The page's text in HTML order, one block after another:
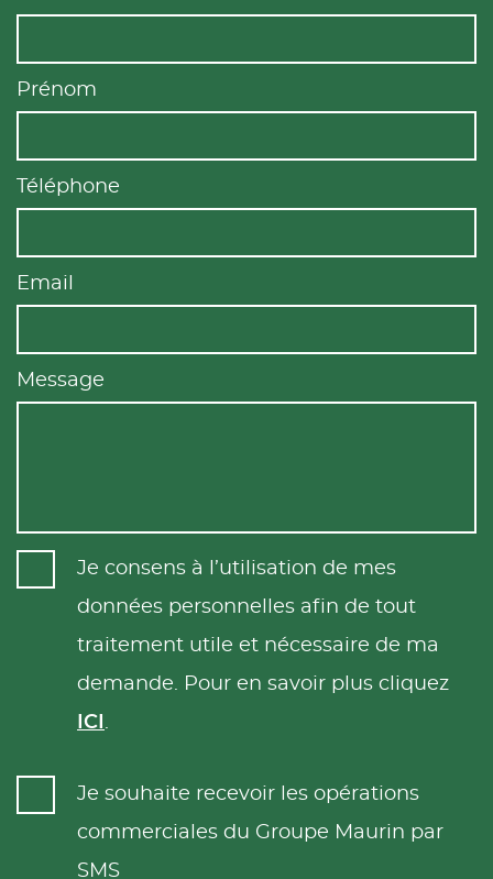
Prénom
Téléphone
Email
Message
Je consens à l’utilisation de mes
données personnelles afin de tout
traitement utile et nécessaire de ma
demande. Pour en savoir plus cliquez
ICI
Je souhaite recevoir les opérations
commerciales du Groupe Maurin par
SMS